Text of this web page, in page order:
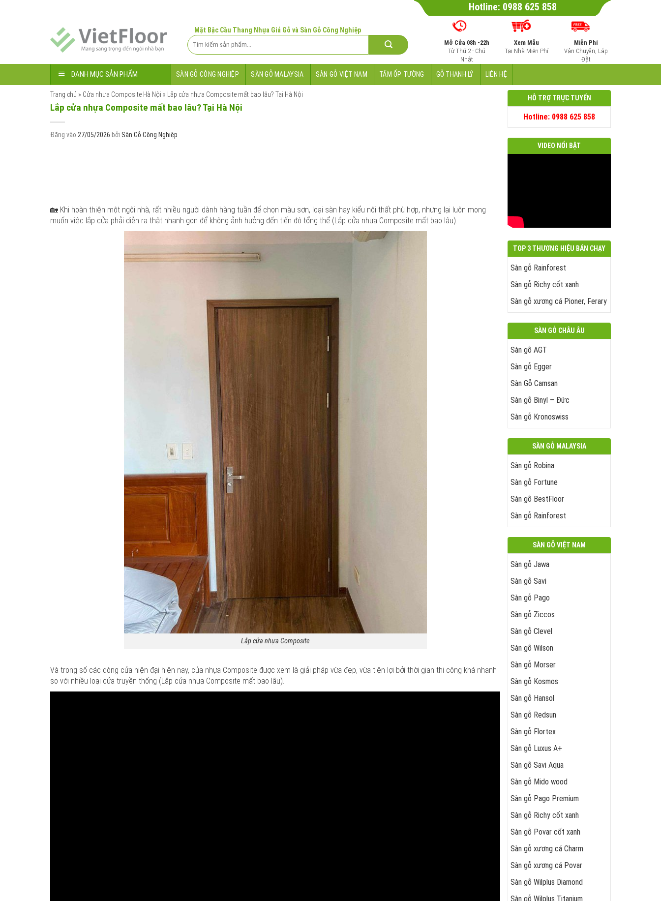
Hotline: 0988 625 858
Mặt Bậc Cầu Thang Nhựa Giả Gỗ và Sàn Gỗ Công Nghiệp
Tìm
kiếm:
Mở Cửa 08h -22h
Từ Thứ 2 - Chủ
Nhật
Xem Mẫu
Tại Nhà Miễn Phí
Miễn Phí
Vận Chuyển, Lắp
Đặt
DANH MỤC SẢN PHẨM SÀN GỖ CÔNG NGHIỆP SÀN GỖ MALAYSIA SÀN GỖ VIỆT NAM TẤM ỐP TƯỜNG GỖ THANH LÝ LIÊN HỆ
Trang chủ » Cửa nhựa Composite Hà Nội » Lắp cửa nhựa Composite mất bao lâu? Tại Hà Nội
Lắp cửa nhựa Composite mất bao lâu? Tại Hà Nội
Đăng vào 27/05/2026 bởi Sàn Gỗ Công Nghiệp
🏡 Khi hoàn thiện một ngôi nhà, rất nhiều người dành hàng tuần để chọn màu sơn, loại sàn hay kiểu nội thất phù hợp, nhưng lại luôn mong
muốn việc lắp cửa phải diễn ra thật nhanh gọn để không ảnh hưởng đến tiến độ tổng thể (Lắp cửa nhựa Composite mất bao lâu).
Lắp cửa nhựa Composite
Và trong số các dòng cửa hiện đại hiện nay, cửa nhựa Composite được xem là giải pháp vừa đẹp, vừa tiện lợi bởi thời gian thi công khá nhanh
so với nhiều loại cửa truyền thống (Lắp cửa nhựa Composite mất bao lâu).
HỖ TRỢ TRỰC TUYẾN
Hotline: 0988 625 858
VIDEO NỔI BẬT
TOP 3 THƯƠNG HIỆU BÁN CHẠY
Sàn gỗ Rainforest
Sàn gỗ Richy cốt xanh
Sàn gỗ xương cá Pioner, Ferary
SÀN GỖ CHÂU ÂU
Sàn gỗ AGT
Sàn gỗ Egger
Sàn Gỗ Camsan
Sàn gỗ Binyl – Đức
Sàn gỗ Kronoswiss
SÀN GỖ MALAYSIA
Sàn gỗ Robina
Sàn gỗ Fortune
Sàn gỗ BestFloor
Sàn gỗ Rainforest
SÀN GỖ VIỆT NAM
Sàn gỗ Jawa
Sàn gỗ Savi
Sàn gỗ Pago
Sàn gỗ Ziccos
Sàn gỗ Clevel
Sàn gỗ Wilson
Sàn gỗ Morser
Sàn gỗ Kosmos
Sàn gỗ Hansol
Sàn gỗ Redsun
Sàn gỗ Flortex
Sàn gỗ Luxus A+
Sàn gỗ Savi Aqua
Sàn gỗ Mido wood
Sàn gỗ Pago Premium
Sàn gỗ Richy cốt xanh
Sàn gỗ Povar cốt xanh
Sàn gỗ xương cá Charm
Sàn gỗ xương cá Povar
Sàn gỗ Wilplus Diamond
Sàn gỗ Wilplus Titanium